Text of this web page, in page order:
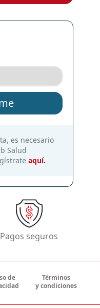
es necesario
Salud
aquí.
Pagos seguros
de
Términos
y condiciones